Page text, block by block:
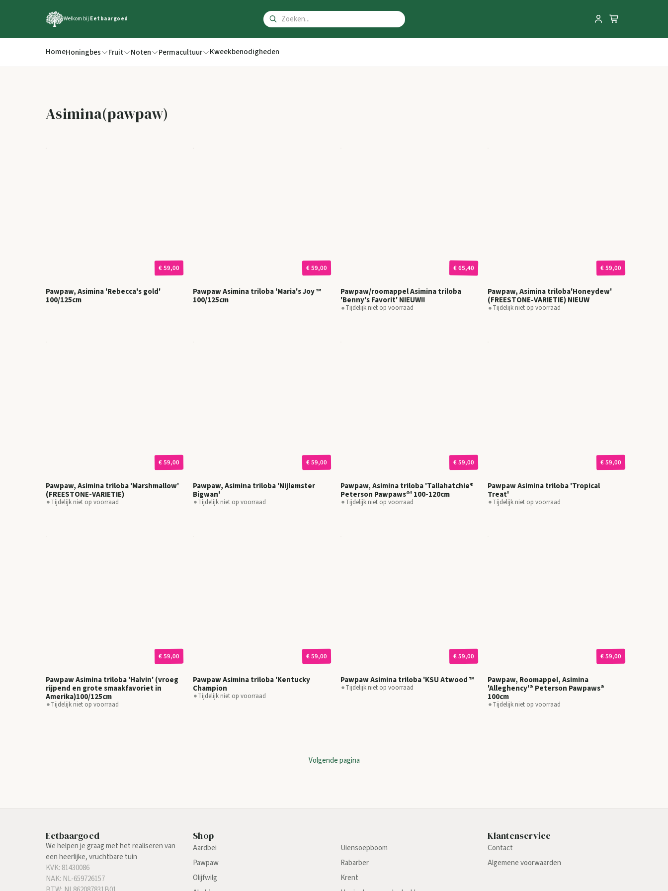
Welkom bij Eetbaargoed
HomeHoningbes Fruit Noten Permacultuur Kweekbenodigheden
Asimina(pawpaw)
€ 59,00
Pawpaw, Asimina 'Rebecca's gold'
100/125cm
€ 59,00
Pawpaw Asimina triloba 'Maria's Joy ™
100/125cm
€ 65,40
Pawpaw/roomappel Asimina triloba
'Benny's Favorit' NIEUW!!
Tijdelijk niet op voorraad
€ 59,00
Pawpaw, Asimina triloba'Honeydew'
(FREESTONE-VARIETIE) NIEUW
Tijdelijk niet op voorraad
€ 59,00
Pawpaw, Asimina triloba 'Marshmallow'
(FREESTONE-VARIETIE)
Tijdelijk niet op voorraad
€ 59,00
Pawpaw, Asimina triloba 'Nijlemster
Bigwan'
Tijdelijk niet op voorraad
€ 59,00
Pawpaw, Asimina triloba 'Tallahatchie®
Peterson Pawpaws®' 100-120cm
Tijdelijk niet op voorraad
€ 59,00
Pawpaw Asimina triloba 'Tropical
Treat'
Tijdelijk niet op voorraad
€ 59,00
Pawpaw Asimina triloba 'Halvin' (vroeg
rijpend en grote smaakfavoriet in
Amerika)100/125cm
Tijdelijk niet op voorraad
€ 59,00
Pawpaw Asimina triloba 'Kentucky
Champion
Tijdelijk niet op voorraad
€ 59,00
Pawpaw Asimina triloba 'KSU Atwood ™
Tijdelijk niet op voorraad
€ 59,00
Pawpaw, Roomappel, Asimina
'Alleghency'® Peterson Pawpaws®
100cm
Tijdelijk niet op voorraad
Volgende pagina
Eetbaargoed
We helpen je graag met het realiseren van
een heerlijke, vruchtbare tuin
KVK: 81430086
NAK: NL-659726157
Shop
Aardbei
Pawpaw
Olijfwilg
Uiensoepboom
Rabarber
Krent
Klantenservice
Contact
Algemene voorwaarden